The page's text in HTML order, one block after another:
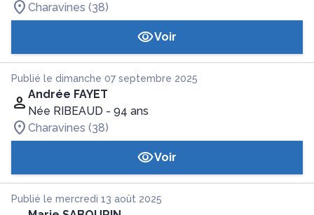
Charavines (38)
Voir
Publié le dimanche 07 septembre 2025
Andrée FAYET
Née RIBEAUD - 94 ans
Charavines (38)
Voir
Publié le mercredi 13 août 2025